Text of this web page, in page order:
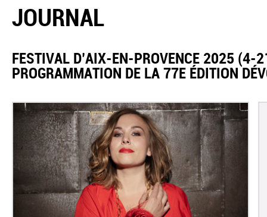
JOURNAL
FESTIVAL D’AIX-EN-PROVENCE 2025 (4-
PROGRAMMATION DE LA 77E ÉDITION